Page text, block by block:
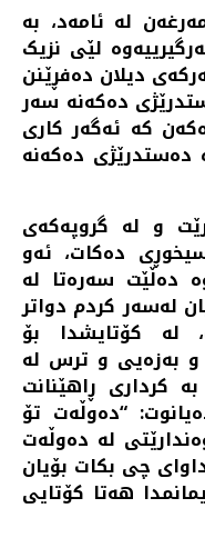
لە ئامەد، بە
لێی نزیک
دیلان دەفڕێنن
دەکەنە سەر
کە ئەگەر کاری
دەستدرێژی دەکەنە
و لە گروپەکەی
دەکات، ئەو
دەڵێت سەرەتا لە
لەسەر کردم دواتر
لە کۆتایشدا بۆ
و بەزەیی و ترس لە
کرداری ڕاهێنانت
“دەوڵەت تۆ
لە دەوڵەت
چی بکات بۆیان
هەتا کۆتایی